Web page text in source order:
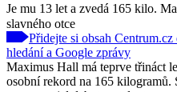
Je mu 13 let a zvedá 165 kilo.
slavného otce
Přidejte si obsah
hledání a Google zprávy
Maximus Hall má teprve třináct
osobní rekord na 165 kilogramů.